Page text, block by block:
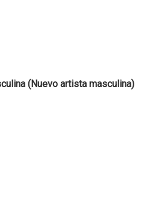
(Nuevo artista masculina)